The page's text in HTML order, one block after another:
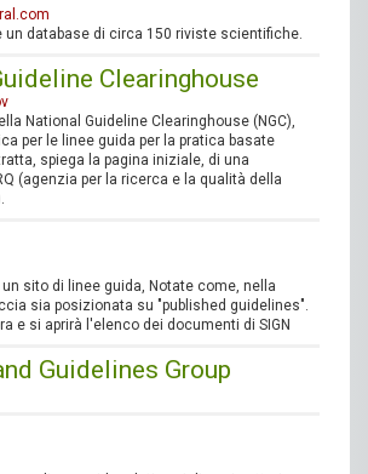
un database di circa 150 riviste scientifiche.
Clearinghouse
National Guideline Clearinghouse (NGC),
per le linee guida per la pratica basate
spiega la pagina iniziale, di una
(agenzia per la ricerca e la qualità della
sito di linee guida, Notate come, nella
sia posizionata su "published guidelines".
e si aprirà l'elenco dei documenti di SIGN
Guidelines Group